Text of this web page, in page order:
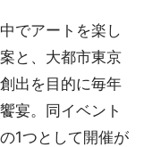
でアートを楽し
と、大都市東京
出を目的に毎年
宴。同イベント
1つとして開催が